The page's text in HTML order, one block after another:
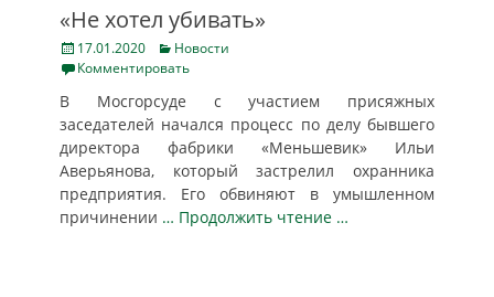
«Не хотел убивать»
Posted
on
17.01.2020 Categories
Новости
Комментировать
В Мосгорсуде с участием присяжных
заседателей начался процесс по делу бывшего
директора фабрики «Меньшевик» Ильи
Аверьянова, который застрелил охранника
предприятия. Его обвиняют в умышленном
причинении … Продолжить чтение …